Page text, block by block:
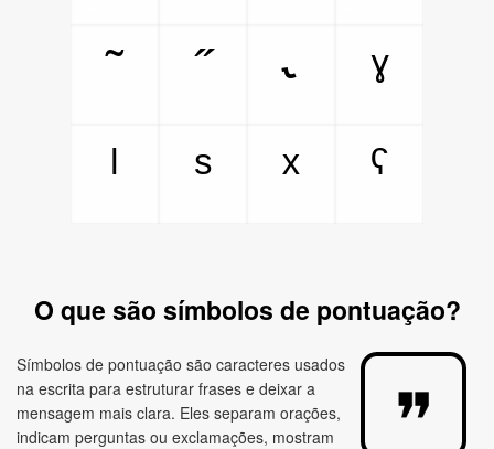
˜
˝ ˞
ˠ
ˡ
ˢ ˣ ˤ
O que são símbolos de pontuação?
Símbolos de pontuação são caracteres usados
na escrita para estruturar frases e deixar a
mensagem mais clara. Eles separam orações,
indicam perguntas ou exclamações, mostram